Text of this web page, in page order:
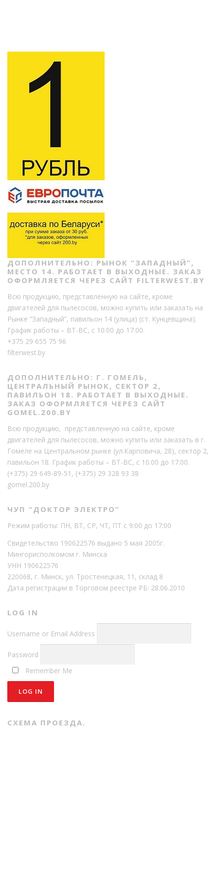
ДОПОЛНИТЕЛЬНО: РЫНОК “ЗАПАДНЫЙ”,
МЕСТО 14. РАБОТАЕТ В ВЫХОДНЫЕ. ЗАКАЗ
ОФОРМЛЯЕТСЯ ЧЕРЕЗ САЙТ FILTERWEST.BY
Всю продукцию, представленную на сайте, кроме
двигателей для пылесосов, можно купить или заказать на
Рынке “Западный”, павильон 14 (улица) (ст. Кунцевщина).
График работы – ВТ-ВС, с 10.00 до 17.00.
+375 29 655 75 96
filterwest.by
ДОПОЛНИТЕЛЬНО: Г. ГОМЕЛЬ,
ЦЕНТРАЛЬНЫЙ РЫНОК, СЕКТОР 2,
ПАВИЛЬОН 18. РАБОТАЕТ В ВЫХОДНЫЕ.
ЗАКАЗ ОФОРМЛЯЕТСЯ ЧЕРЕЗ САЙТ
GOMEL.200.BY
Всю продукцию, представленную на сайте, кроме
двигателей для пылесосов, можно купить или заказать в г.
Гомеле на Центральном рынке (ул.Карповича, 28), сектор 2,
павильон 18. График работы – ВТ-ВС, с 10.00 до 17.00.
(+375) 29 649-89-51 , (+375) 29 328 93 38
gomel.200.by
ЧУП “ДОКТОР ЭЛЕКТРО”
Режим работы: ПН, ВТ, СР, ЧТ, ПТ с 9:00 до 17:00
Свидетельство 190622576 выдано 5 мая 2005г.
Мингорисполкомом г. Минска
УНН 190622576
220068, г. Минск, ул. Тростенецкая, 11, склад 8
Дата регистрации в Торговом реестре РБ: 28.06.2010
LOG IN
Username or Email Address
Password
Remember Me
СХЕМА ПРОЕЗДА.